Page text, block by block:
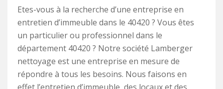
Etes-vous à la recherche d’une entreprise en
entretien d’immeuble dans le 40420 ? Vous êtes
un particulier ou professionnel dans le
département 40420 ? Notre société Lamberger
nettoyage est une entreprise en mesure de
répondre à tous les besoins. Nous faisons en